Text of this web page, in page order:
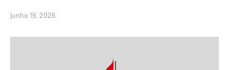
junho 19, 2026